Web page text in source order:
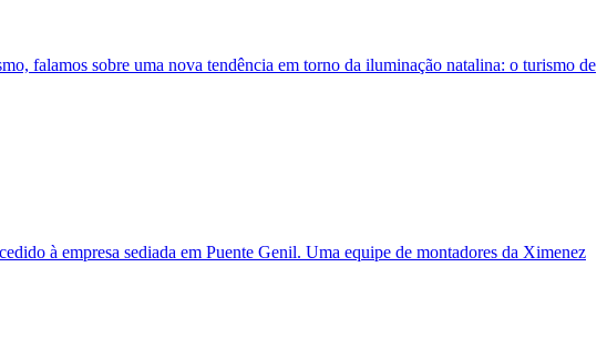
falamos sobre uma nova tendência em torno da iluminação natalina: o turismo de
à empresa sediada em Puente Genil. Uma equipe de montadores da Ximenez